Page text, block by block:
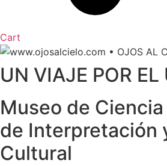
Cart
UN VIAJE POR EL
Museo de
de Interpretación
Cultural